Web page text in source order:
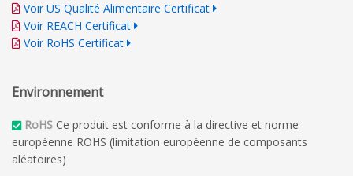
Voir US Qualité Alimentaire Certificat
Voir REACH Certificat
Voir RoHS Certificat
Environnement
RoHS Ce produit est conforme à la directive et norme
européenne ROHS (limitation européenne de composants
aléatoires)